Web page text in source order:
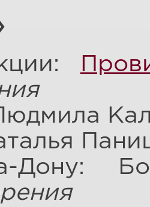
на-Дону: